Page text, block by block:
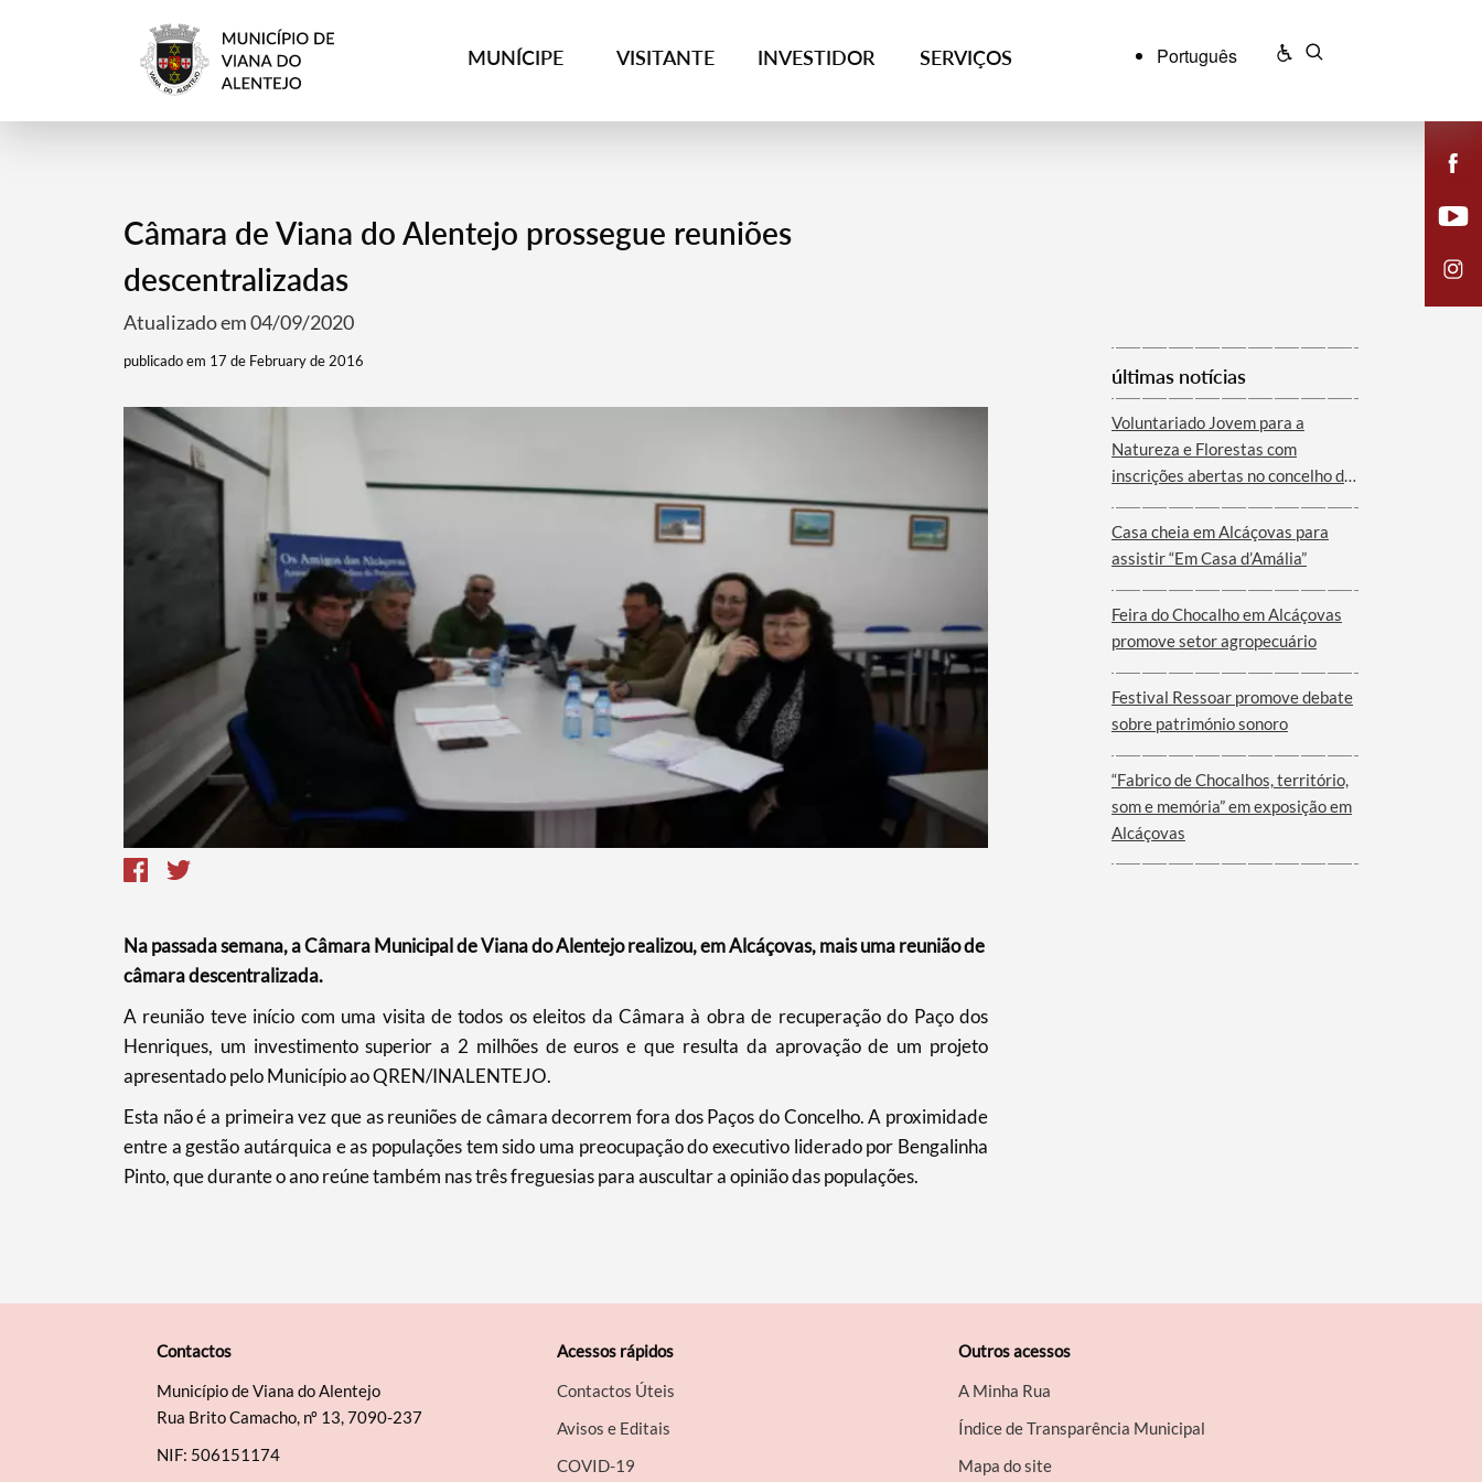
MUNÍCIPE VISITANTE INVESTIDOR SERVIÇOS Português
Termo de Pesquisa
Categorias gerais
Filtros
Câmara de Viana do Alentejo prossegue reuniões
descentralizadas
Atualizado em 04/09/2020
publicado em 17 de February de 2016
Na passada semana, a Câmara Municipal de Viana do Alentejo realizou, em Alcáçovas, mais uma reunião de
câmara descentralizada.
​A reunião teve início com uma visita de todos os eleitos da Câmara à obra de recuperação do Paço dos
Henriques, um investimento superior a 2 milhões de euros e que resulta da aprovação de um projeto
apresentado pelo Município ao QREN/INALENTEJO.
Esta não é a primeira vez que as reuniões de câmara decorrem fora dos Paços do Concelho. A proximidade
entre a gestão autárquica e as populações tem sido uma preocupação do executivo liderado por Bengalinha
Pinto, que durante o ano reúne também nas três freguesias para auscultar a opinião das populações.
últimas notícias
Voluntariado Jovem para a
Natureza e Florestas com
inscrições abertas no concelho de
Casa cheia em Alcáçovas para
assistir “Em Casa d’Amália”
Feira do Chocalho em Alcáçovas
promove setor agropecuário
Festival Ressoar promove debate
sobre património sonoro
“Fabrico de Chocalhos, território,
som e memória” em exposição em
Alcáçovas
Contactos
Município de Viana do Alentejo
Rua Brito Camacho, nº 13, 7090-237
NIF: 506151174
Acessos rápidos
Contactos Úteis
Avisos e Editais
COVID-19
Outros acessos
A Minha Rua
Índice de Transparência Municipal
Mapa do site